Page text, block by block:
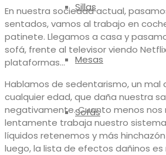
Sillas
Mesas
Sofás
En nuestra sociedad actual,
sentados, vamos al trabajo en
patinete. Llegamos a casa y
sofá, frente al televisor viendo
plataformas…
Hablamos de sedentarismo, un mal
cualquier edad, que daña nuestra
negativamente. Cuanto menos nos
lentamente trabaja nuestro
líquidos retenemos y más
luego, la lista de efectos dañinos es